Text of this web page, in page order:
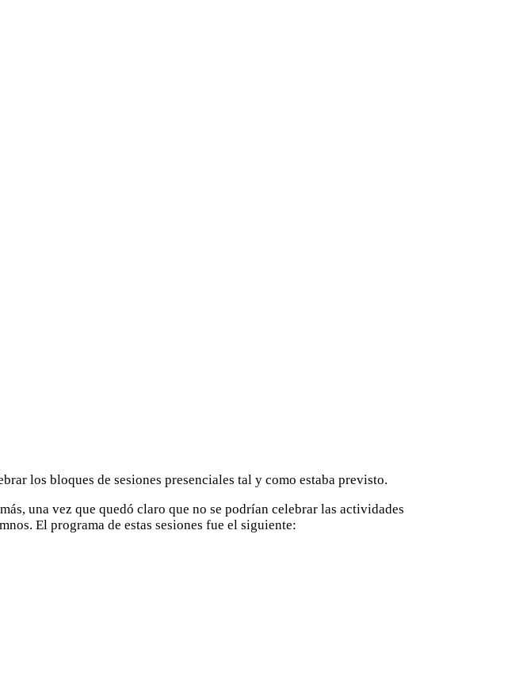
los bloques de sesiones presenciales tal y como estaba previsto.
una vez que quedó claro que no se podrían celebrar las actividades
El programa de estas sesiones fue el siguiente: